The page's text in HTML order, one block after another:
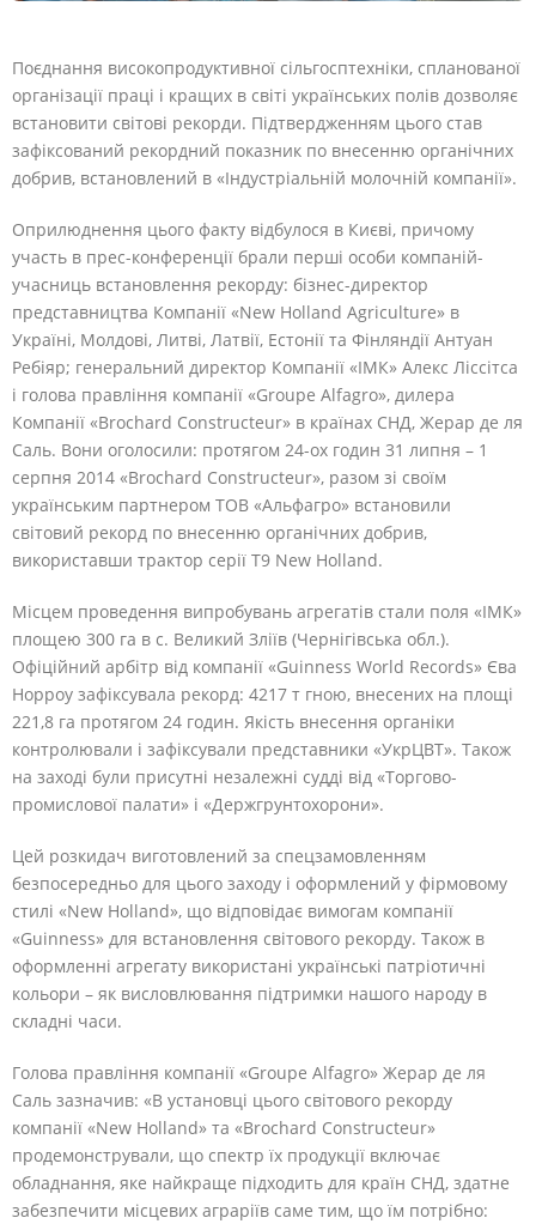
Поєднання високопродуктивної сільгосптехніки, спланованої
організації праці і кращих в світі українських полів дозволяє
встановити світові рекорди. Підтвердженням цього став
зафіксований рекордний показник по внесенню органічних
добрив, встановлений в «Індустріальній молочній компанії».
Оприлюднення цього факту відбулося в Києві, причому
участь в прес-конференції брали перші особи компаній-
учасниць встановлення рекорду: бізнес-директор
представництва Компанії «New Holland Agriculture» в
Україні, Молдові, Литві, Латвії, Естонії та Фінляндії Антуан
Ребіяр; генеральний директор Компанії «ІМК» Алекс Ліссітса
і голова правління компанії «Groupe Alfagro», дилера
Компанії «Brochard Constructeur» в країнах СНД, Жерар де ля
Саль. Вони оголосили: протягом 24-ох годин 31 липня – 1
серпня 2014 «Brochard Constructeur», разом зі своїм
українським партнером ТОВ «Альфагро» встановили
світовий рекорд по внесенню органічних добрив,
використавши трактор серії Т9 New Holland.
Місцем проведення випробувань агрегатів стали поля «ІМК»
площею 300 га в с. Великий Зліїв (Чернігівська обл.).
Офіційний арбітр від компанії «Guinness World Records» Єва
Норроу зафіксувала рекорд: 4217 т гною, внесених на площі
221,8 га протягом 24 годин. Якість внесення органіки
контролювали і зафіксували представники «УкрЦВТ». Також
на заході були присутні незалежні судді від «Торгово-
промислової палати» і «Держгрунтохорони».
Цей розкидач виготовлений за спецзамовленням
безпосередньо для цього заходу і оформлений у фірмовому
стилі «New Holland», що відповідає вимогам компанії
«Guinness» для встановлення світового рекорду. Також в
оформленні агрегату використані українські патріотичні
кольори – як висловлювання підтримки нашого народу в
складні часи.
Голова правління компанії «Groupe Alfagro» Жерар де ля
Саль зазначив: «В установці цього світового рекорду
компанії «New Holland» та «Brochard Constructeur»
продемонстрували, що спектр їх продукції включає
обладнання, яке найкраще підходить для країн СНД, здатне
забезпечити місцевих аграріїв саме тим, що їм потрібно: